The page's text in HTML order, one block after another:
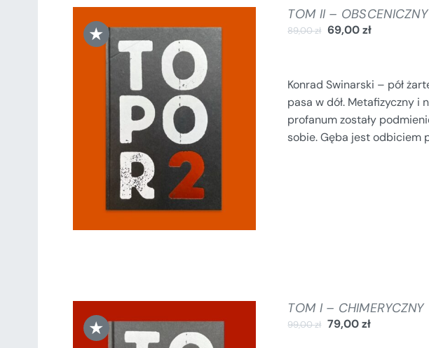
★
DODAJ DO KOSZYKA
/
SZCZEGÓŁY
TOM II – OBSCENICZNY
89,00zł 69,00zł
Konrad Swinarski – pół
pasa w dół. Metafizyczny
profanum zostały
sobie. Gęba jest odbiciem
★
TOM I – CHIMERYCZNY
99,00zł 79,00zł